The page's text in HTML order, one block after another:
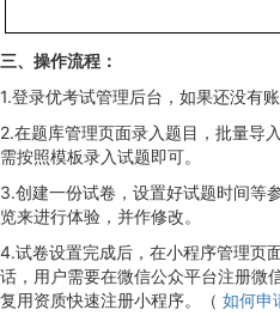
三、操作流程：
1.登录优考试管理后台，如果还没有
2.在题库管理页面录入题目，批量导
需按照模板录入试题即可。
3.创建一份试卷，设置好试题时间等
览来进行体验，并作修改。
4.试卷设置完成后，在小程序管理页
话，用户需要在微信公众平台注册微
复用资质快速注册小程序。（ 如何申